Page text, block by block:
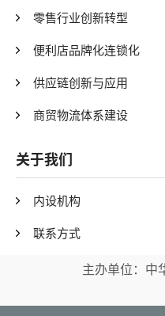
零售行业创新转型
便利店品牌化连锁化
供应链创新与应用
商贸物流体系建设
关于我们
内设机构
联系方式
主办单位：中